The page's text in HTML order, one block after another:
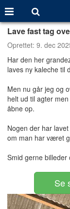
Lave fast tag
Oprettet: 9. dec
Har den her
laves ny kaleche til
Men nu går jeg og
helt ud til agter
åbne op.
Nogen der har
om man har været
Smid gerne
Se